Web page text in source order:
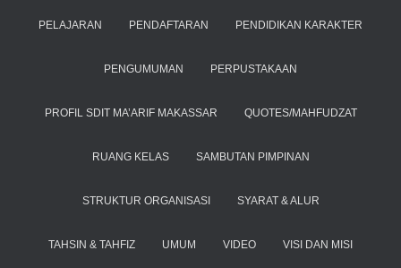
PELAJARAN PENDAFTARAN PENDIDIKAN KARAKTER
PENGUMUMAN PERPUSTAKAAN
PROFIL SDIT MA’ARIF MAKASSAR QUOTES/MAHFUDZAT
RUANG KELAS SAMBUTAN PIMPINAN
STRUKTUR ORGANISASI SYARAT & ALUR
TAHSIN & TAHFIZ UMUM VIDEO VISI DAN MISI